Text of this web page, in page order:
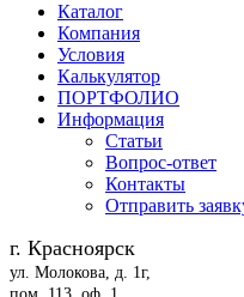
Каталог
Компания
Условия
Калькулятор
ПОРТФОЛИО
Информация
Статьи
Вопрос-ответ
Контакты
Отправить
г. Красноярск
ул. Молокова, д. 1г,